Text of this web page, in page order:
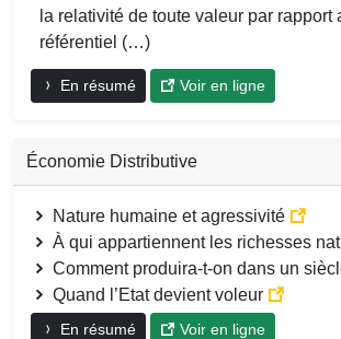
la relativité de toute valeur par rapport
référentiel (…)
En résumé Voir en ligne
Économie Distributive
Nature humaine et agressivité
À qui appartiennent les richesses
Comment produira-t-on dans un
Quand l’Etat devient voleur
En résumé Voir en ligne